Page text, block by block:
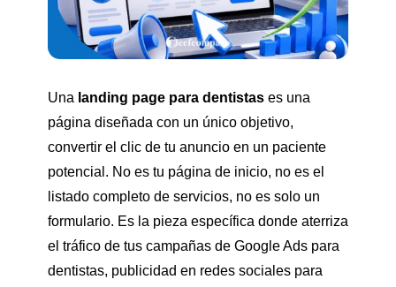
Una landing page para dentistases una
página diseñada con un único objetivo,
convertir el clic de tu anuncio en un paciente
potencial. No es tu página de inicio, no es el
listado completo de servicios, no es solo un
formulario. Es la pieza específica donde aterriza
el tráfico de tus campañas de Google Ads para
dentistas, publicidad en redes sociales para